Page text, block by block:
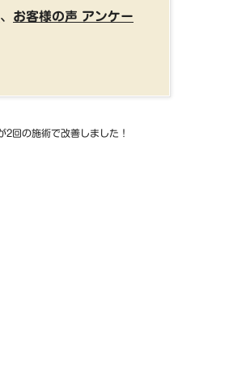
、 お客様の声 アンケー
2回の施術で改善しました！